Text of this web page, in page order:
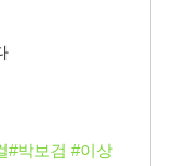
#박보검 #이상